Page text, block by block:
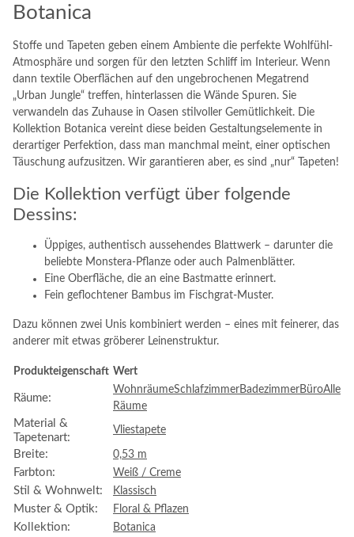
Botanica
Stoffe und Tapeten geben einem Ambiente die perfekte Wohlfühl-
Atmosphäre und sorgen für den letzten Schliff im Interieur. Wenn
dann textile Oberflächen auf den ungebrochenen Megatrend
„Urban Jungle“ treffen, hinterlassen die Wände Spuren. Sie
verwandeln das Zuhause in Oasen stilvoller Gemütlichkeit. Die
Kollektion Botanica vereint diese beiden Gestaltungselemente in
derartiger Perfektion, dass man manchmal meint, einer optischen
Täuschung aufzusitzen. Wir garantieren aber, es sind „nur“ Tapeten!
Die Kollektion verfügt über folgende
Dessins:
Üppiges, authentisch aussehendes Blattwerk – darunter die
beliebte Monstera-Pflanze oder auch Palmenblätter.
Eine Oberfläche, die an eine Bastmatte erinnert.
Fein geflochtener Bambus im Fischgrat-Muster.
Dazu können zwei Unis kombiniert werden – eines mit feinerer, das
anderer mit etwas gröberer Leinenstruktur.
Produkteigenschaft Wert
Räume:
WohnräumeSchlafzimmerBadezimmerBüroAlle
Räume
Material &
Tapetenart:
Vliestapete
Breite: 0,53 m
Farbton: Weiß / Creme
Stil & Wohnwelt: Klassisch
Muster & Optik: Floral & Pflazen
Kollektion: Botanica